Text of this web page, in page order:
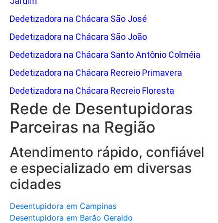
Dedetizadora na Chácara São José
Dedetizadora na Chácara São João
Dedetizadora na Chácara Santo Antônio Colméia
Dedetizadora na Chácara Recreio Primavera
Dedetizadora na Chácara Recreio Floresta
Rede de Desentupidoras
Parceiras na Região
Atendimento rápido, confiável
e especializado em diversas
cidades
Desentupidora em Campinas
Desentupidora em Barão Geraldo